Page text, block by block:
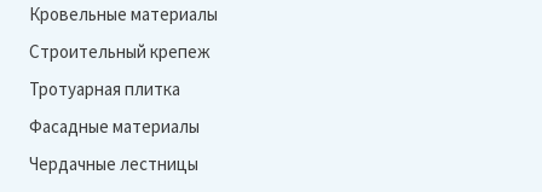
Кровельные материалы
Строительный крепеж
Тротуарная плитка
Фасадные материалы
Чердачные лестницы